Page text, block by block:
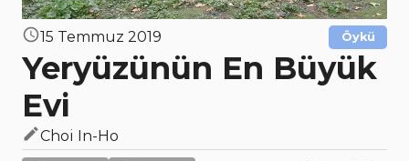
15 Temmuz 2019 Öykü
Yeryüzünün En Büyük
Evi
Choi In-Ho